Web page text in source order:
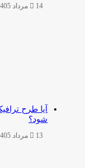
14 مرداد 1405 21:27
آیا طرح
شود؟
13 مرداد 1405 19:56